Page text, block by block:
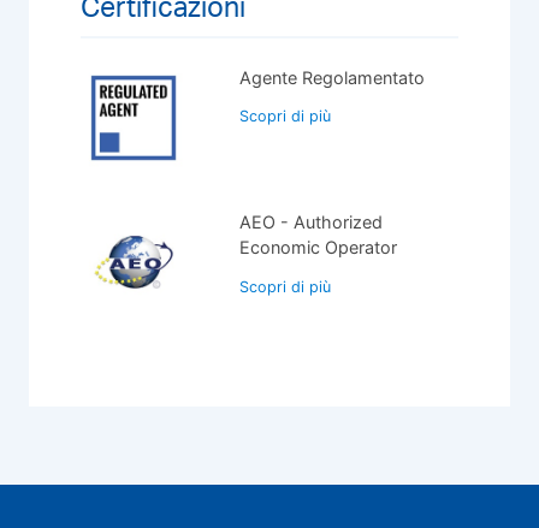
Agente Regolamentato
Scopri di più
AEO - Authorized
Economic Operator
Scopri di più